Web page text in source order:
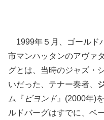
1999年５月、ゴールド
市マンハッタンのアヴァ
グとは、当時のジャズ・
いだった、テナー奏者、
ム『 ビヨンド』(2000年)
ルドバーグはすでに、ベ